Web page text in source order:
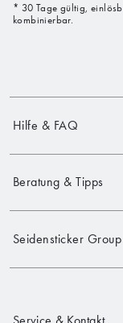
* 30 Tage gültig,
kombinierbar.
Hilfe & FAQ
Beratung & Tipps
Seidensticker Group